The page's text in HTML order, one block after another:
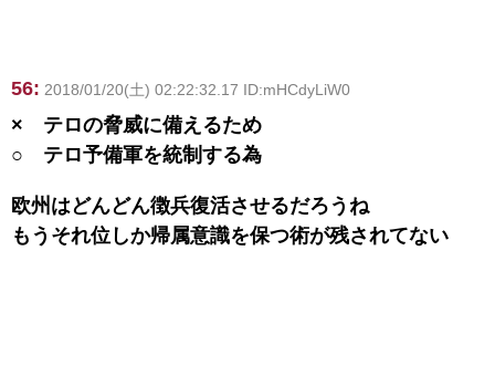
56: 2018/01/20(土) 02:22:32.17 ID:mHCdyLiW0
× テロの脅威に備えるため
○ テロ予備軍を統制する為
欧州はどんどん徴兵復活させるだろうね
もうそれ位しか帰属意識を保つ術が残されてない